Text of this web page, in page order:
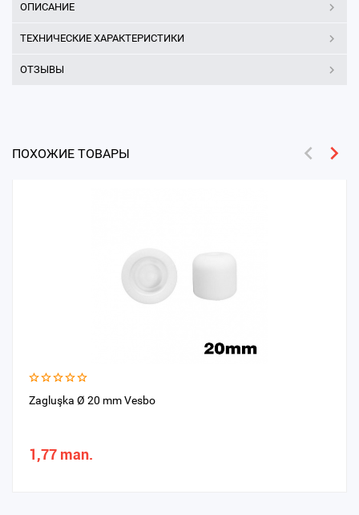
ОПИСАНИЕ
ТЕХНИЧЕСКИЕ ХАРАКТЕРИСТИКИ
ОТЗЫВЫ
ПОХОЖИЕ ТОВАРЫ
Zagluşka Ø 20 mm Vesbo
1,77 man.